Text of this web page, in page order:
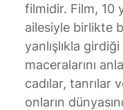
filmidir. Film, 10
ailesiyle birlikte
yanlışlıkla
maceralarını
cadılar, tanrılar
onların